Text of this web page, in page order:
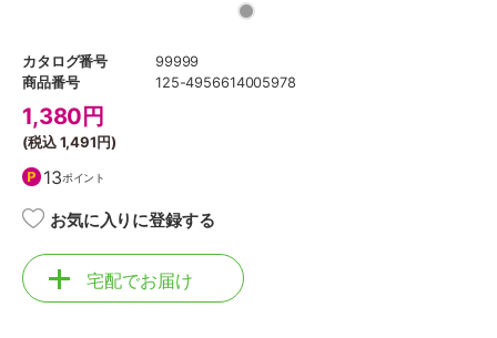
カタログ番号
99999
商品番号
125-4956614005978
1,380 円
(税込1,491円)
13ポイント
お気に入りに登録する
宅配でお届け